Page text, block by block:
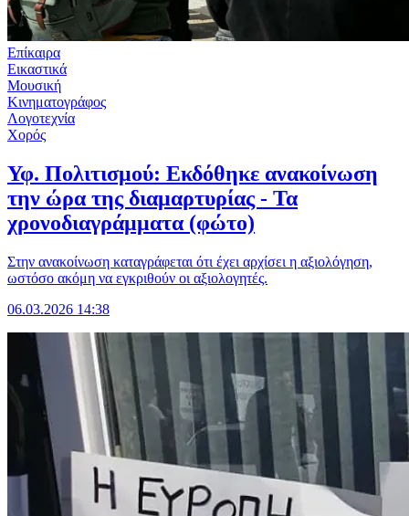
Επίκαιρα
Εικαστικά
Μουσική
Κινηματογράφος
Λογοτεχνία
Χορός
Υφ. Πολιτισμού: Εκδόθηκε ανακοίνωση
την ώρα της διαμαρτυρίας - Τα
χρονοδιαγράμματα (φώτο)
Στην ανακοίνωση καταγράφεται ότι έχει αρχίσει η αξιολόγηση,
ωστόσο ακόμη να εγκριθούν οι αξιολογητές.
06.03.2026 14:38